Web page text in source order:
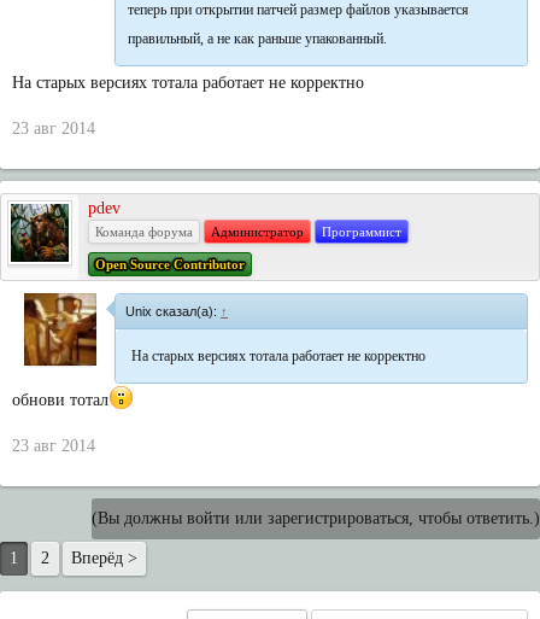
теперь при открытии патчей размер файлов указывается
правильный, а не как раньше упакованный.
На старых версиях тотала работает не корректно
23 авг 2014
pdev
Команда форума Администратор Программист
Open Source Contributor
Unix сказал(а): ↑
На старых версиях тотала работает не корректно
обнови тотал
23 авг 2014
(Вы должны войти или зарегистрироваться, чтобы ответить.)
1 2 Вперёд >